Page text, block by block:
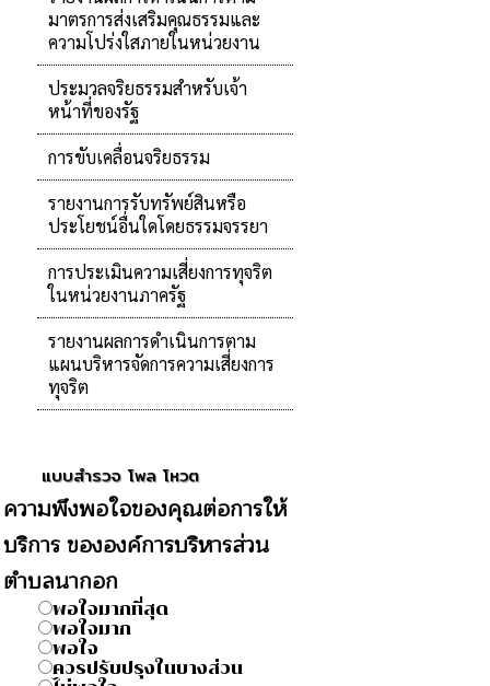
มาตรการส่งเสริมคุณธรรมและ
ความโปร่งใสภายในหน่วยงาน
ประมวลจริยธรรมสำหรับเจ้า
หน้าที่ของรัฐ
การขับเคลื่อนจริยธรรม
รายงานการรับทรัพย์สินหรือ
ประโยชน์อื่นใดโดยธรรมจรรยา
การประเมินความเสี่ยงการทุจริต
ในหน่วยงานภาครัฐ
รายงานผลการดำเนินการตาม
แผนบริหารจัดการความเสี่ยงการ
ทุจริต
แบบสำรวจ โพล โหวต
ความพึงพอใจของคุณต่อการให้
บริการ ขององค์การบริหารส่วน
ตำบลนากอก
พอใจมากที่สุด
พอใจมาก
พอใจ
ควรปรับปรุงในบางส่วน